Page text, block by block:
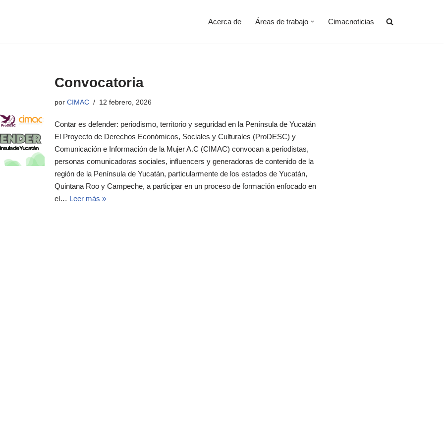
Acerca de Áreas de trabajo Cimacnoticias
Convocatoria
por CIMAC 12 febrero, 2026
Contar es defender: periodismo, territorio y seguridad en la Península de Yucatán
El Proyecto de Derechos Económicos, Sociales y Culturales (ProDESC) y
Comunicación e Información de la Mujer A.C (CIMAC) convocan a periodistas,
personas comunicadoras sociales, influencers y generadoras de contenido de la
región de la Península de Yucatán, particularmente de los estados de Yucatán,
Quintana Roo y Campeche, a participar en un proceso de formación enfocado en
el… Leer más »